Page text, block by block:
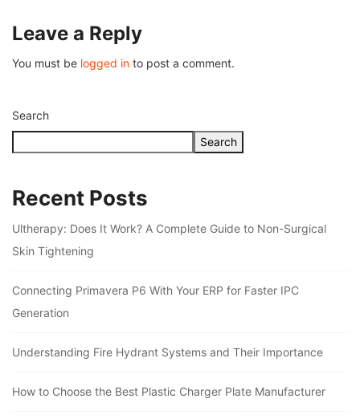
Leave a Reply
You must be logged in to post a comment.
Search
Search
Recent Posts
Ultherapy: Does It Work? A Complete Guide to Non-Surgical
Skin Tightening
Connecting Primavera P6 With Your ERP for Faster IPC
Generation
Understanding Fire Hydrant Systems and Their Importance
How to Choose the Best Plastic Charger Plate Manufacturer